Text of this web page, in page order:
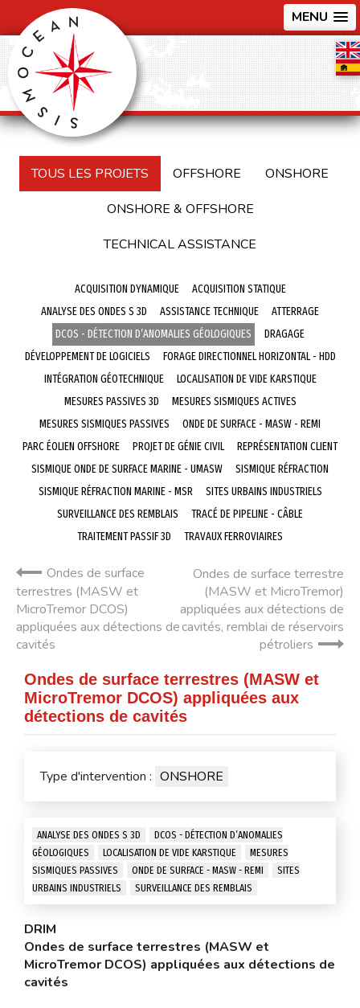
MENU
TOUS LES PROJETS OFFSHORE
ONSHORE
ONSHORE & OFFSHORE
TECHNICAL ASSISTANCE
ACQUISITION DYNAMIQUE
ACQUISITION STATIQUE
ANALYSE DES ONDES S 3D
ASSISTANCE TECHNIQUE
ATTERRAGE
DCOS - DÉTECTION D’ANOMALIES GÉOLOGIQUES
DRAGAGE
DÉVELOPPEMENT DE LOGICIELS
FORAGE DIRECTIONNEL HORIZONTAL - HDD
INTÉGRATION GÉOTECHNIQUE
LOCALISATION DE VIDE KARSTIQUE
MESURES PASSIVES 3D
MESURES SISMIQUES ACTIVES
MESURES SISMIQUES PASSIVES
ONDE DE SURFACE - MASW - REMI
PARC ÉOLIEN OFFSHORE
PROJET DE GÉNIE CIVIL
REPRÉSENTATION CLIENT
SISMIQUE ONDE DE SURFACE MARINE - UMASW
SISMIQUE RÉFRACTION
SISMIQUE RÉFRACTION MARINE - MSR
SITES URBAINS INDUSTRIELS
SURVEILLANCE DES REMBLAIS
TRACÉ DE PIPELINE - CÂBLE
TRAITEMENT PASSIF 3D
TRAVAUX FERROVIAIRES
Ondes de surface
terrestres (MASW et
MicroTremor DCOS)
appliquées aux détections de
cavités
Ondes de surface terrestre
(MASW et MicroTremor)
appliquées aux détections de
cavités, remblai de réservoirs
pétroliers
Ondes de surface terrestres (MASW et
MicroTremor DCOS) appliquées aux
détections de cavités
Type d'intervention : ONSHORE
ANALYSE DES ONDES S 3D
DCOS - DÉTECTION D’ANOMALIES
GÉOLOGIQUES
LOCALISATION DE VIDE KARSTIQUE
MESURES
SISMIQUES PASSIVES
ONDE DE SURFACE - MASW - REMI
SITES
URBAINS INDUSTRIELS
SURVEILLANCE DES REMBLAIS
DRIM
Ondes de surface terrestres (MASW et
MicroTremor DCOS) appliquées aux détections de
cavités